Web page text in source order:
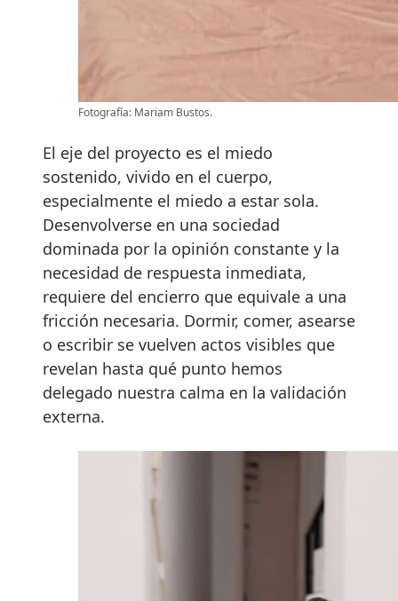
Fotografía: Mariam Bustos.
El eje del proyecto es el miedo
sostenido, vivido en el cuerpo,
especialmente el miedo a estar sola.
Desenvolverse en una sociedad
dominada por la opinión constante y la
necesidad de respuesta inmediata,
requiere del encierro que equivale a una
fricción necesaria. Dormir, comer, asearse
o escribir se vuelven actos visibles que
revelan hasta qué punto hemos
delegado nuestra calma en la validación
externa.